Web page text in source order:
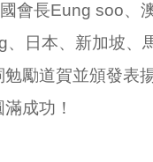
會長Eung soo、
日本、新加坡、
勵道賀並頒發表
成功！